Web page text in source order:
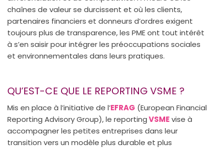
chaînes de valeur se durcissent et où les clients,
partenaires financiers et donneurs d’ordres exigent
toujours plus de transparence, les PME ont tout intérêt
à s’en saisir pour intégrer les préoccupations sociales
et environnementales dans leurs pratiques.
QU’EST-CE QUE LE REPORTING VSME ?
Mis en place à l’initiative de l’EFRAG (European Financial
Reporting Advisory Group), le reportingVSMEvise à
accompagner les petites entreprises dans leur
transition vers un modèle plus durable et plus